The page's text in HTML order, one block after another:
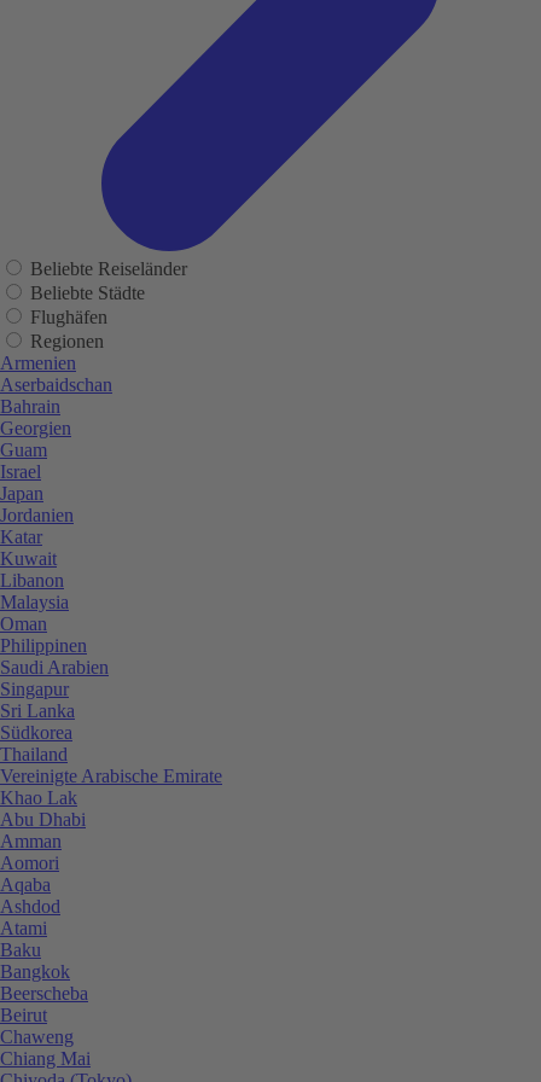
Beliebte Reiseländer
Beliebte Städte
Flughäfen
Regionen
Armenien
Aserbaidschan
Bahrain
Georgien
Guam
Israel
Japan
Jordanien
Katar
Kuwait
Libanon
Malaysia
Oman
Philippinen
Saudi Arabien
Singapur
Sri Lanka
Südkorea
Thailand
Vereinigte Arabische Emirate
Khao Lak
Abu Dhabi
Amman
Aomori
Aqaba
Ashdod
Atami
Baku
Bangkok
Beerscheba
Beirut
Chaweng
Chiang Mai